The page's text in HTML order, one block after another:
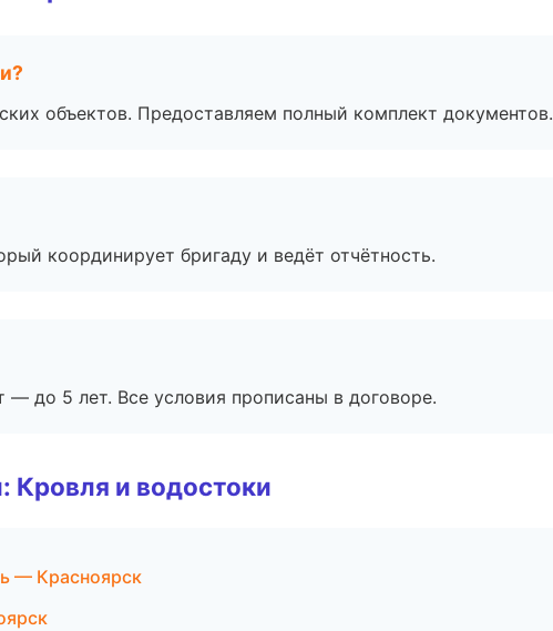
объектов. Предоставляем полный комплект документов.
координирует бригаду и ведёт отчётность.
до 5 лет. Все условия прописаны в договоре.
Кровля и водостоки
— Красноярск